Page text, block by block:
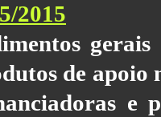
2015
de apoio
e